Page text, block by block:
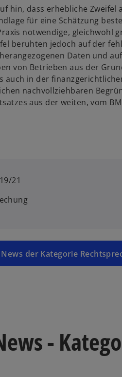
hin, dass erhebliche
für eine Schätzung
notwendige, gleichwohl
beruhten jedoch auf der
Daten und
von Betrieben aus der
in der
nachvollziehbaren
aus der weiten, vom
21
der Kategorie
-